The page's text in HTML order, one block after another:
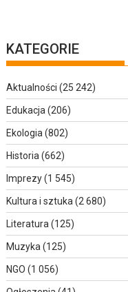
KATEGORIE
Aktualności (25 242)
Edukacja (206)
Ekologia (802)
Historia (662)
Imprezy(1 545)
Kultura i sztuka (2 680)
Literatura (125)
Muzyka (125)
NGO (1 056)